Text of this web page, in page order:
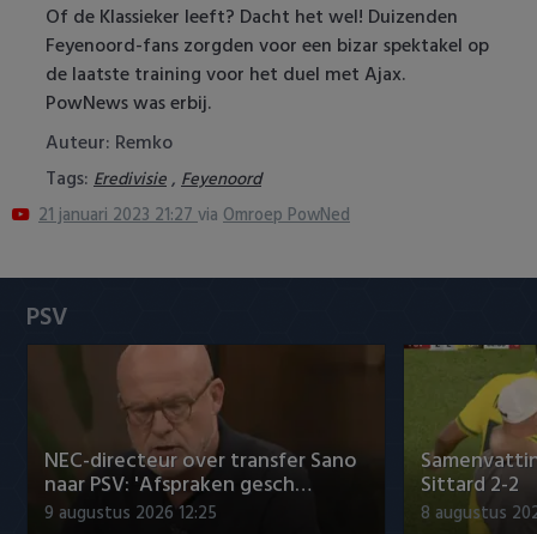
FC Utrecht
Feyenoord
NAC Breda
PEC Zwolle
PSV
Roda JC
SC Heerenveen
Sparta
Champions League
Europa League
Of de Klassieker leeft? Dacht het wel! Duizenden
Feyenoord-fans zorgden voor een bizar spektakel op
de laatste training voor het duel met Ajax.
PowNews was erbij.
Auteur: Remko
Tags: Eredivisie, Feyenoord
21 januari 2023 21:27via Omroep PowNed
PSV
NEC-directeur over transfer Sano
naar PSV: 'Afspraken gesch…
9 augustus 2026 12:25
Sittard 2-2
8 augustus